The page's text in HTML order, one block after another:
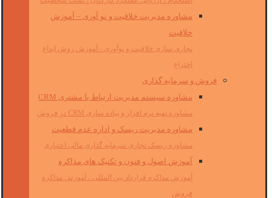
مشاوره مدیریت خلاقیت و نو آوری – آموزش
خلاقیت
تجاری سازی خلاقیت و نوآوری - آموزش روش ابداع
اختراع
فروش و سرمایه گذاری
مشاوره سیستم مدیریت ارتباط با مشتری CRM
مشاوره تهیه نرم افزار و پیاده سازی CRM در فروش
مشاوره مدیریت ریسک و اداره عدم قطعیت
مشاوره ریسک تجاری سرمایه گذاری مالی اعتباری
آموزش اصول و فنون و تکنیک های مذاکره
آموزش مذاکره قرارداد بین المللی ، آموزش مذاکره
فروش